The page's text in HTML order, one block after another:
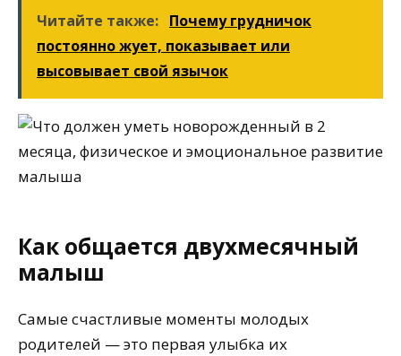
Читайте также: Почему грудничок
постоянно жует, показывает или
высовывает свой язычок
Как общается двухмесячный
малыш
Самые счастливые моменты молодых
родителей — это первая улыбка их